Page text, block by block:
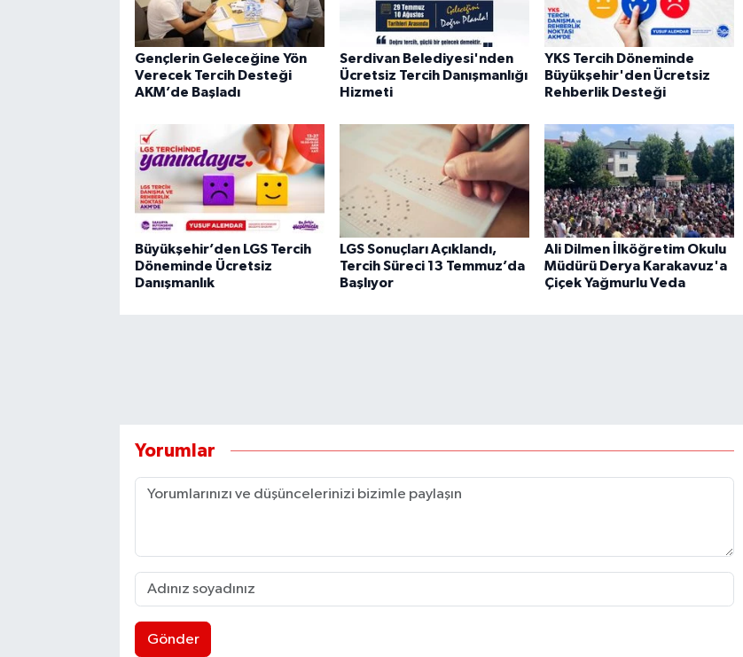
Gençlerin Geleceğine Yön
Verecek Tercih Desteği
AKM’de Başladı
Serdivan Belediyesi'nden
Ücretsiz Tercih Danışmanlığı
Hizmeti
YKS Tercih Döneminde
Büyükşehir'den Ücretsiz
Rehberlik Desteği
Büyükşehir’den LGS Tercih
Döneminde Ücretsiz
Danışmanlık
LGS Sonuçları Açıklandı,
Tercih Süreci 13 Temmuz’da
Başlıyor
Ali Dilmen İlköğretim Okulu
Müdürü Derya Karakavuz'a
Çiçek Yağmurlu Veda
Yorumlar
Gönder